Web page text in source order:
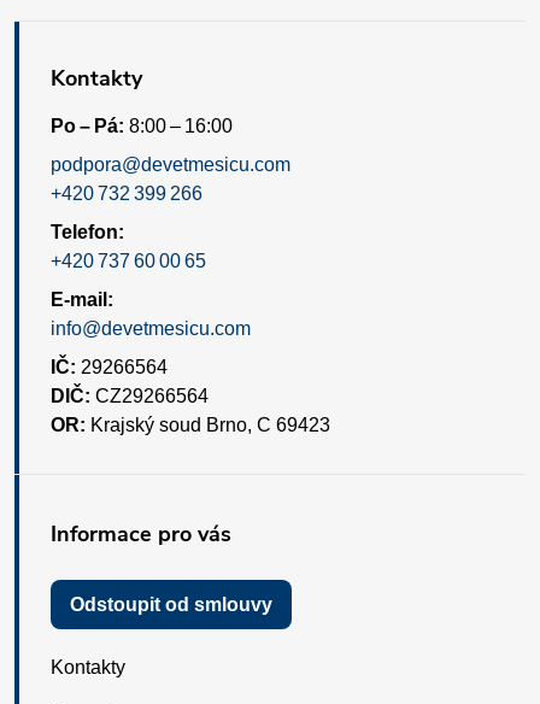
Kontakty
Po – Pá: 8:00 – 16:00
podpora@devetmesicu.com
+420 732 399 266
Telefon:
+420 737 60 00 65
E-mail:
info@devetmesicu.com
IČ: 29266564
DIČ: CZ29266564
OR: Krajský soud Brno, C 69423
Informace pro vás
Odstoupit od smlouvy
Kontakty